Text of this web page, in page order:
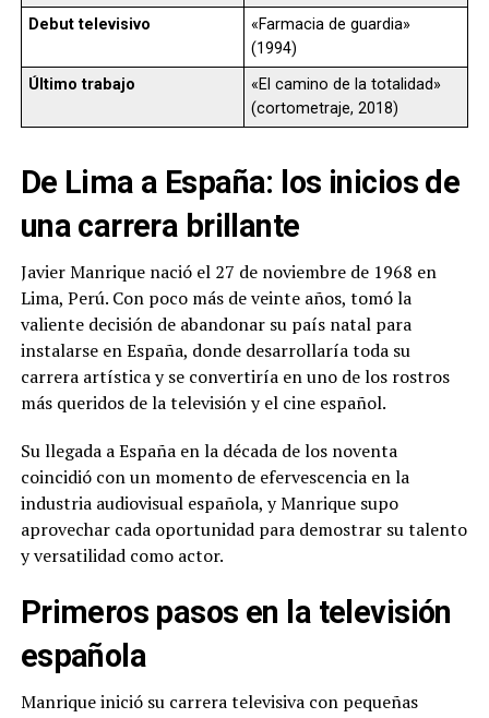
Debut televisivo
«Farmacia de guardia»
(1994)
Último trabajo
«El camino de la totalidad»
(cortometraje, 2018)
De Lima a España: los inicios de
una carrera brillante
Javier Manrique nació el 27 de noviembre de 1968 en
Lima, Perú. Con poco más de veinte años, tomó la
valiente decisión de abandonar su país natal para
instalarse en España, donde desarrollaría toda su
carrera artística y se convertiría en uno de los rostros
más queridos de la televisión y el cine español.
Su llegada a España en la década de los noventa
coincidió con un momento de efervescencia en la
industria audiovisual española, y Manrique supo
aprovechar cada oportunidad para demostrar su talento
y versatilidad como actor.
Primeros pasos en la televisión
española
Manrique inició su carrera televisiva con pequeñas